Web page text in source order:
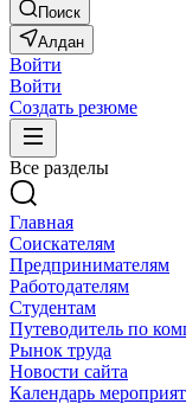
Поиск
Алдан
Войти
Войти
Создать резюме
Все разделы
Главная
Соискателям
Предпринимателям
Работодателям
Студентам
Путеводитель по
Рынок труда
Новости сайта
Календарь